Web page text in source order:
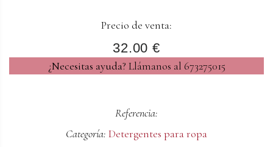
Precio de venta:
32.00 €
¿Necesitas ayuda? Llámanos al 673275015
Referencia:
Categoría: Detergentes para ropa